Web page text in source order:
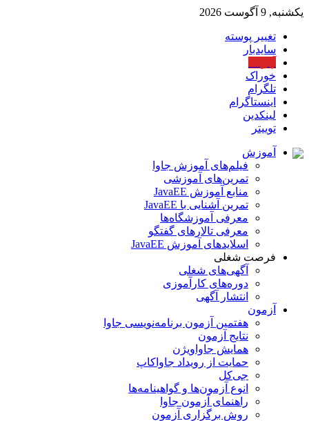
یکشنبه, 9 آگوست 2026
تغییر پوسته
سایدبار
خوراک
تلگرام
اینستاگرام
لینکدین
توییتر
آموزش
فیلم‌های آموزش جاوا
تمرین‌های آموزشی
منابع آموزش JavaEE
تمرین آشنایی با JavaEE
معرفی آموزشگاه‌ها
معرفی تالارهای گفتگو
اسلایدهای آموزش JavaEE
فرصت شغلی
آگهی‌های شغلی
دوره‌های کارآموزی
انتشار آگهی
آزمون
هفتمین آزمون برنامه‌نویسی جاوا
نتایج آزمون
همایش جاواویژن
حمایت از رویداد جاواکاپ
جی‌کل
انوع آزمون‌ها و گواهینامه‌ها
راهنمای آزمون جاوا
روش برگزاری آزمون